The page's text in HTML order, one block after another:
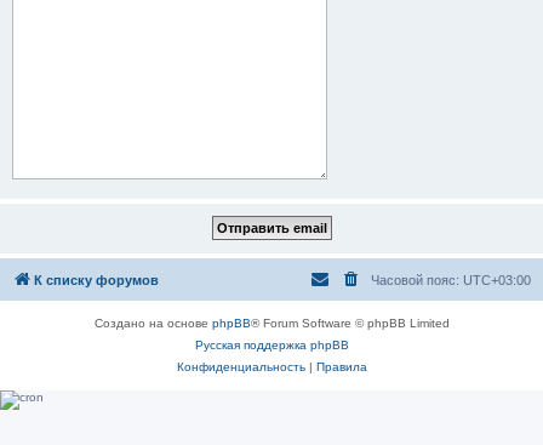
К списку форумов Часовой пояс: UTC+03:00
Создано на основе phpBB® Forum Software © phpBB Limited
Русская поддержка phpBB
Конфиденциальность| Правила